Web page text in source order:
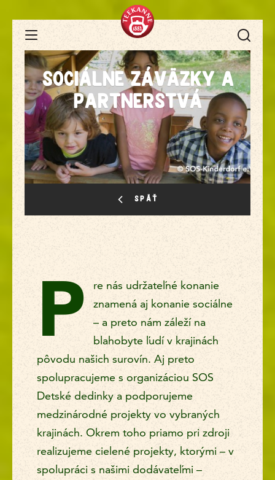
Open Navigation
Sociálne záväzky a
partnerstvá
SPÄŤ
Z ČAJOVÝCH POLÍ AŽ PO ŠÁLKU
Sociálne záväzky a partnerstvá
P
re nás udržateľné konanie
znamená aj konanie sociálne
– a preto nám záleží na
blahobyte ľudí v krajinách
pôvodu našich surovín. Aj preto
spolupracujeme s organizáciou SOS
Detské dedinky a podporujeme
medzinárodné projekty vo vybraných
krajinách. Okrem toho priamo pri zdroji
realizujeme cielené projekty, ktorými – v
spolupráci s našimi dodávateľmi –